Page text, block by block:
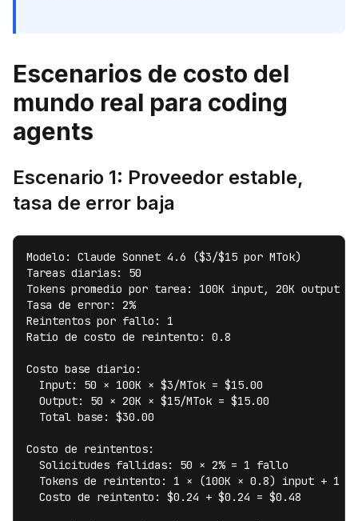
Escenarios de costo del
mundo real para coding
agents
Escenario 1: Proveedor estable,
tasa de error baja
Modelo: Claude Sonnet 4.6 ($3/$15 por MTok)
Tareas diarias: 50
Tokens promedio por tarea: 100K input, 20K output
Tasa de error: 2%
Reintentos por fallo: 1
Ratio de costo de reintento: 0.8
Costo base diario:
  Input: 50 × 100K × $3/MTok = $15.00
  Output: 50 × 20K × $15/MTok = $15.00
  Total base: $30.00
Costo de reintentos:
  Solicitudes fallidas: 50 × 2% = 1 fallo
Tokens de reintento: 1 × (100K × 0.8) input + 1 ×
  Costo de reintento: $0.24 + $0.24 = $0.48